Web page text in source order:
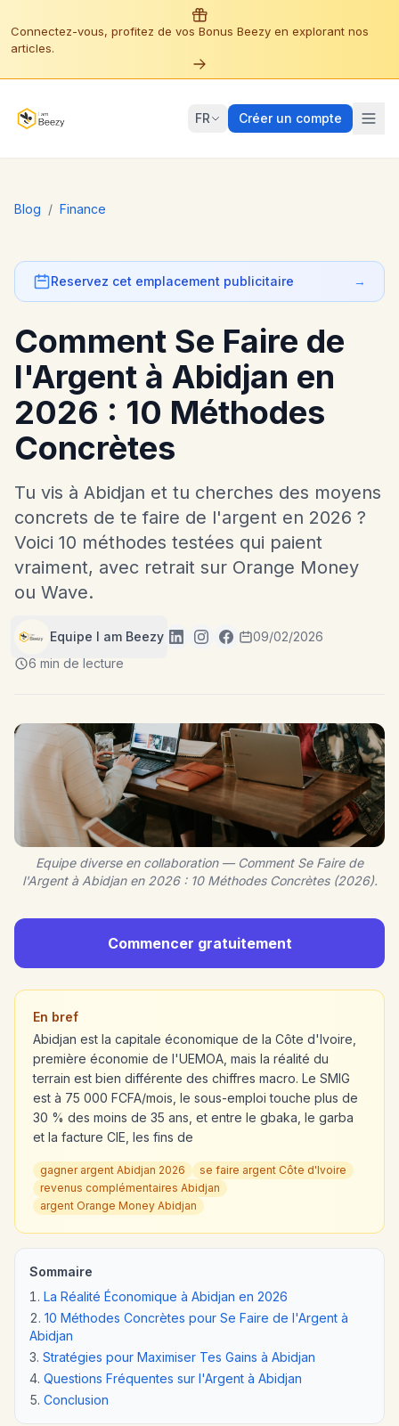
Connectez-vous, profitez de vos Bonus Beezy en explorant nos
articles.
FR Créer un compte
Blog / Finance
Reservez cet emplacement publicitaire →
Comment Se Faire de
l'Argent à Abidjan en
2026 : 10 Méthodes
Concrètes
Tu vis à Abidjan et tu cherches des moyens
concrets de te faire de l'argent en 2026 ?
Voici 10 méthodes testées qui paient
vraiment, avec retrait sur Orange Money
ou Wave.
Equipe I am Beezy
09/02/2026
6 min de lecture
Equipe diverse en collaboration — Comment Se Faire de
l'Argent à Abidjan en 2026 : 10 Méthodes Concrètes (2026).
Commencer gratuitement
En bref
Abidjan est la capitale économique de la Côte d'Ivoire,
première économie de l'UEMOA, mais la réalité du
terrain est bien différente des chiffres macro. Le SMIG
est à 75 000 FCFA/mois, le sous-emploi touche plus de
30 % des moins de 35 ans, et entre le gbaka, le garba
et la facture CIE, les fins de
gagner argent Abidjan 2026
se faire argent Côte d'Ivoire
revenus complémentaires Abidjan
argent Orange Money Abidjan
Sommaire
La Réalité Économique à Abidjan en 2026
10 Méthodes Concrètes pour Se Faire de l'Argent à
Abidjan
Stratégies pour Maximiser Tes Gains à Abidjan
Questions Fréquentes sur l'Argent à Abidjan
Conclusion